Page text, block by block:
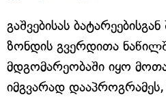
გაშვებისას
ზონდის გვერდითა
მდგომარეობაში იყო
იმგვარად